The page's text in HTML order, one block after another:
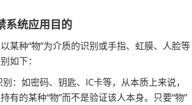
系统应用目的
某种“物”为介质的识别或手指、虹膜、人脸等
如下：
：如密码、钥匙、IC卡等，从本质上来说，
有的某种“物”而不是验证该人本身。只要“物”